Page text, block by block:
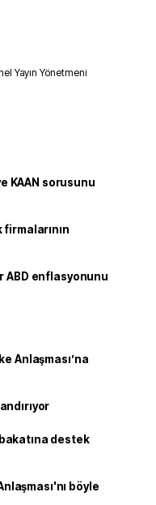
Yayın Yönetmeni
KAAN sorusunu
ABD enflasyonunu
Anlaşması’na
destek
böyle